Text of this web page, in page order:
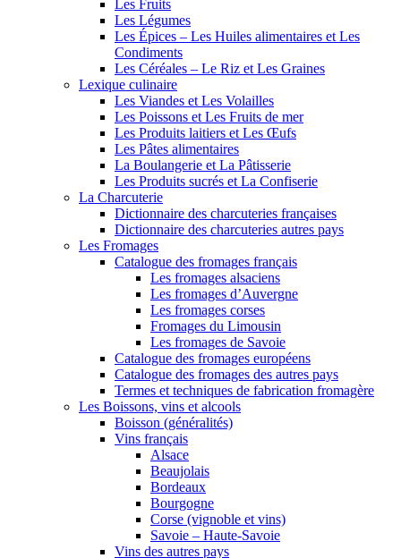
Les Fruits
Les Légumes
Les Épices – Les Huiles alimentaires et Les
Condiments
Les Céréales – Le Riz et Les Graines
Lexique culinaire
Les Viandes et Les Volailles
Les Poissons et Les Fruits de mer
Les Produits laitiers et Les Œufs
Les Pâtes alimentaires
La Boulangerie et La Pâtisserie
Les Produits sucrés et La Confiserie
La Charcuterie
Dictionnaire des charcuteries françaises
Dictionnaire des charcuteries autres pays
Les Fromages
Catalogue des fromages français
Les fromages alsaciens
Les fromages d’Auvergne
Les fromages corses
Fromages du Limousin
Les fromages de Savoie
Catalogue des fromages européens
Catalogue des fromages des autres pays
Termes et techniques de fabrication fromagère
Les Boissons, vins et alcools
Boisson (généralités)
Vins français
Alsace
Beaujolais
Bordeaux
Bourgogne
Corse (vignoble et vins)
Savoie – Haute-Savoie
Vins des autres pays